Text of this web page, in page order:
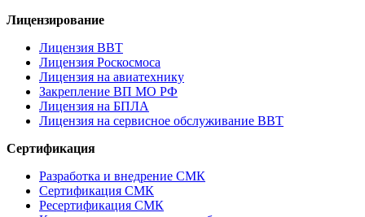
Лицензирование
Лицензия ВВТ
Лицензия Роскосмоса
Лицензия на авиатехнику
Закрепление ВП МО РФ
Лицензия на БПЛА
Лицензия на сервисное обслуживание ВВТ
Сертификация
Разработка и внедрение СМК
Сертификация СМК
Ресертификация СМК